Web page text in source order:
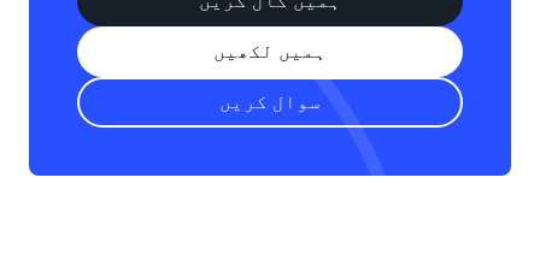
ہمیں لکھیں
سوال کریں